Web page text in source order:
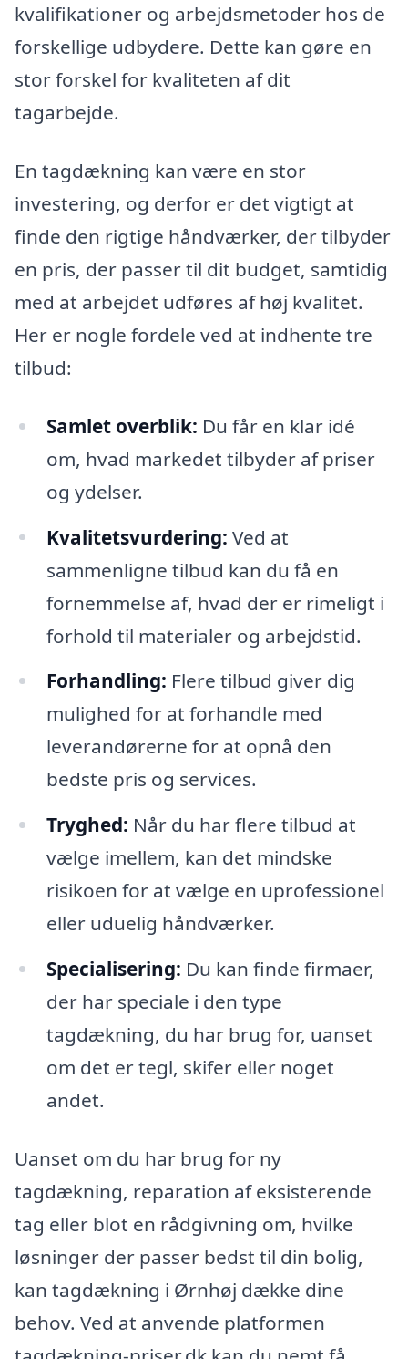
kvalifikationer og arbejdsmetoder hos de
forskellige udbydere. Dette kan gøre en
stor forskel for kvaliteten af dit
tagarbejde.
En tagdækning kan være en stor
investering, og derfor er det vigtigt at
finde den rigtige håndværker, der tilbyder
en pris, der passer til dit budget, samtidig
med at arbejdet udføres af høj kvalitet.
Her er nogle fordele ved at indhente tre
tilbud:
Samlet overblik: Du får en klar idé
om, hvad markedet tilbyder af priser
og ydelser.
Kvalitetsvurdering: Ved at
sammenligne tilbud kan du få en
fornemmelse af, hvad der er rimeligt i
forhold til materialer og arbejdstid.
Forhandling: Flere tilbud giver dig
mulighed for at forhandle med
leverandørerne for at opnå den
bedste pris og services.
Tryghed: Når du har flere tilbud at
vælge imellem, kan det mindske
risikoen for at vælge en uprofessionel
eller uduelig håndværker.
Specialisering: Du kan finde firmaer,
der har speciale i den type
tagdækning, du har brug for, uanset
om det er tegl, skifer eller noget
andet.
Uanset om du har brug for ny
tagdækning, reparation af eksisterende
tag eller blot en rådgivning om, hvilke
løsninger der passer bedst til din bolig,
kan tagdækning i Ørnhøj dække dine
behov. Ved at anvende platformen